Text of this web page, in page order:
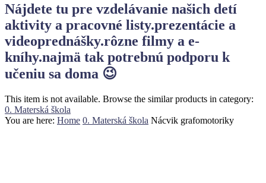
Nájdete tu pre vzdelávanie našich detí
aktivity a pracovné listy.prezentácie a
videoprednášky.rôzne filmy a e-
kníhy.najmä tak potrebnú podporu k
učeniu sa doma 😉
This item is not available. Browse the similar products in category:
0. Materská škola
You are here: Home 0. Materská škola Nácvik grafomotoriky